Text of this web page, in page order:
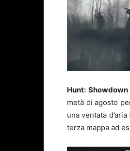
Hunt: Showdown
metà di agosto
una ventata
terza mappa ad